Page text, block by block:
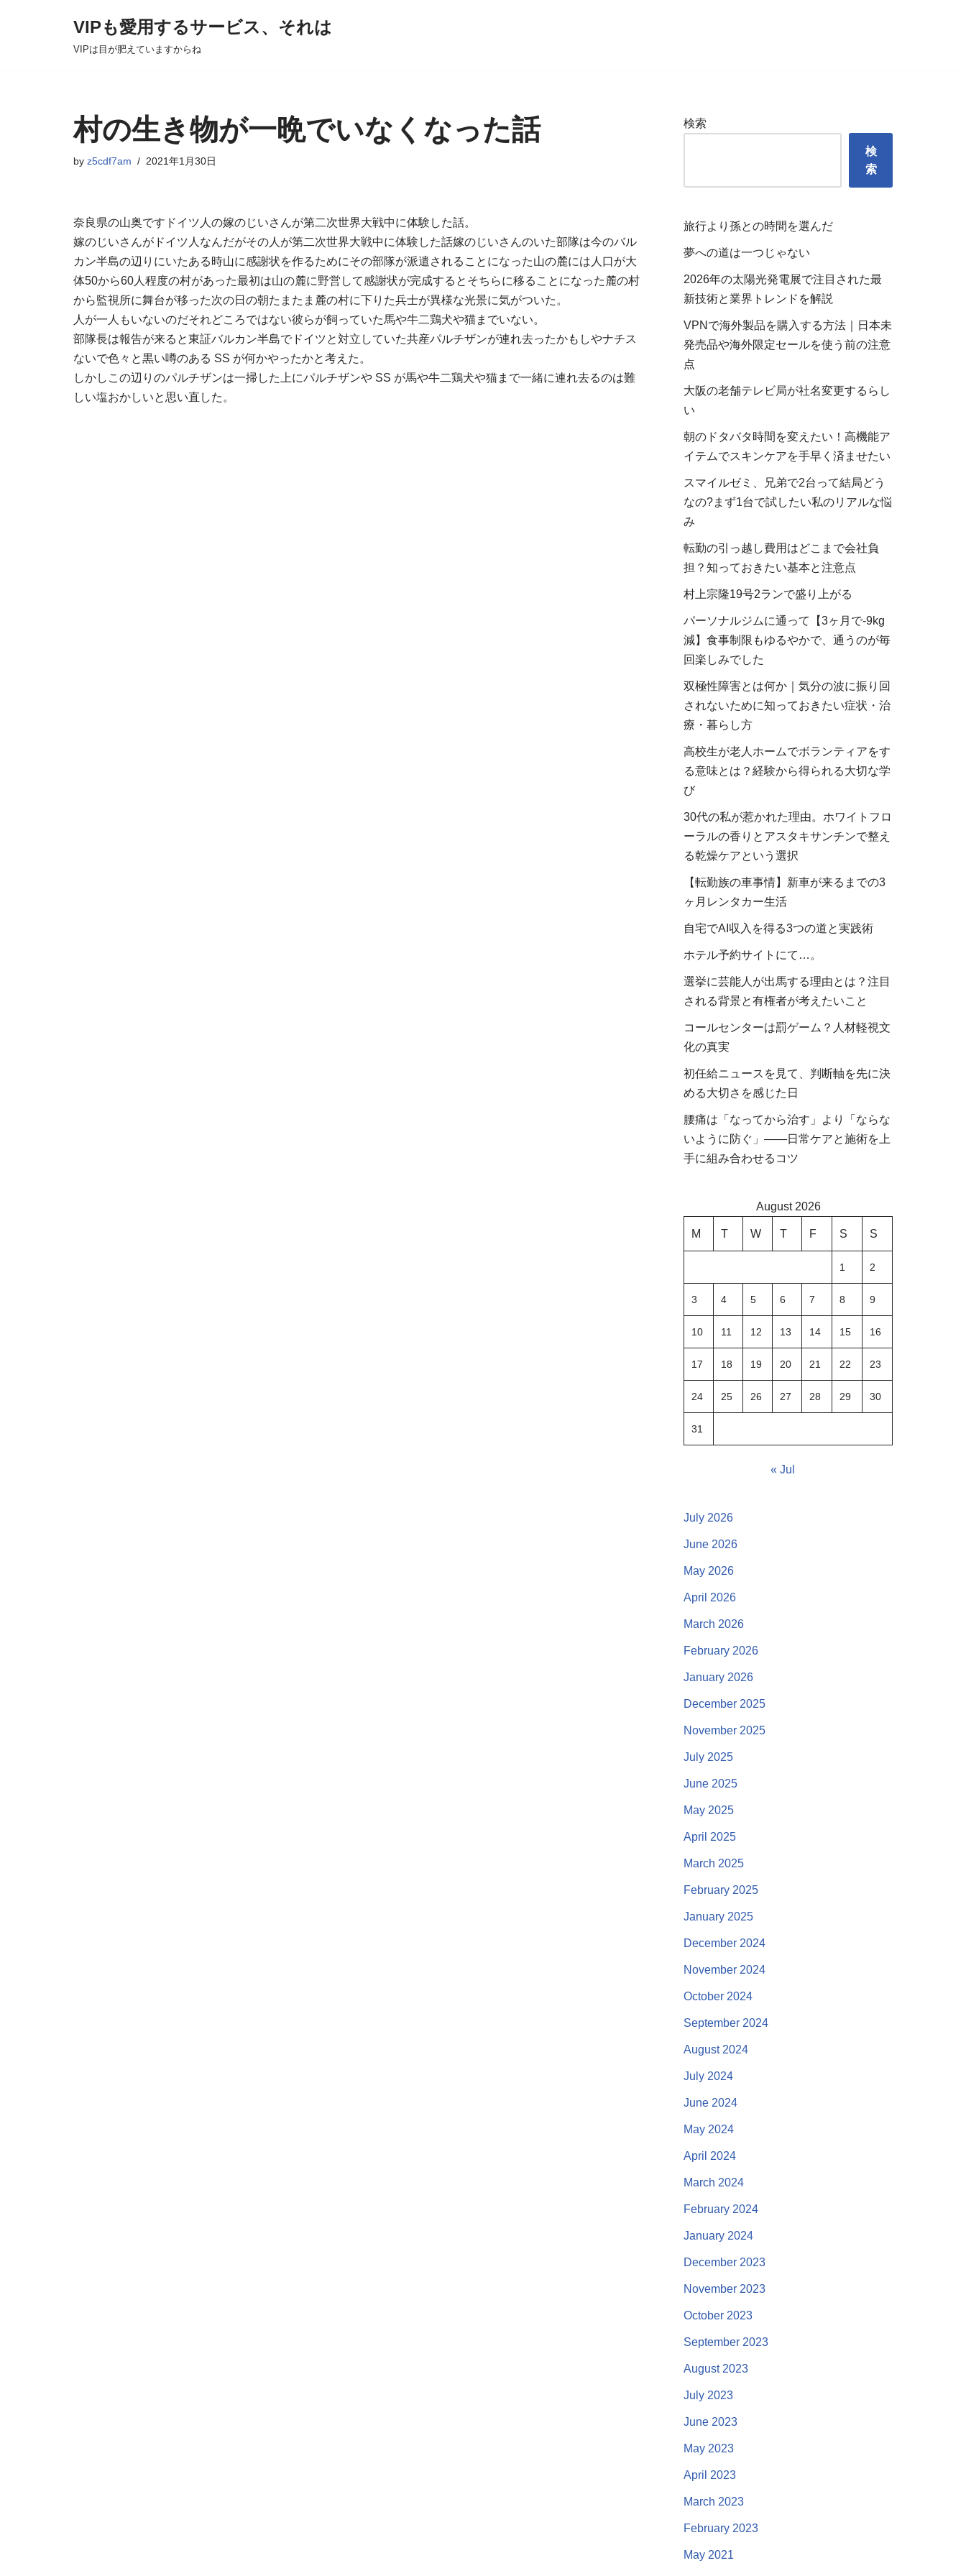
VIPも愛用するサービス、それは
VIPは目が肥えていますからね
村の生き物が一晩でいなくなった話
by z5cdf7am 2021年1月30日
奈良県の山奥ですドイツ人の嫁のじいさんが第二次世界大戦中に体験した話。
嫁のじいさんがドイツ人なんだがその人が第二次世界大戦中に体験した話嫁のじいさんのいた部隊は今のバル
カン半島の辺りにいたある時山に感謝状を作るためにその部隊が派遣されることになった山の麓には人口が大
体50から60人程度の村があった最初は山の麓に野営して感謝状が完成するとそちらに移ることになった麓の村
から監視所に舞台が移った次の日の朝たまたま麓の村に下りた兵士が異様な光景に気がついた。
人が一人もいないのだそれどころではない彼らが飼っていた馬や牛二鶏犬や猫までいない。
部隊長は報告が来ると東証バルカン半島でドイツと対立していた共産パルチザンが連れ去ったかもしやナチス
ないで色々と黒い噂のある SS が何かやったかと考えた。
しかしこの辺りのパルチザンは一掃した上にパルチザンや SS が馬や牛二鶏犬や猫まで一緒に連れ去るのは難
しい塩おかしいと思い直した。
検索
検
索
旅行より孫との時間を選んだ
夢への道は一つじゃない
2026年の太陽光発電展で注目された最
新技術と業界トレンドを解説
VPNで海外製品を購入する方法｜日本未
発売品や海外限定セールを使う前の注意
点
大阪の老舗テレビ局が社名変更するらし
い
朝のドタバタ時間を変えたい！高機能ア
イテムでスキンケアを手早く済ませたい
スマイルゼミ、兄弟で2台って結局どう
なの?まず1台で試したい私のリアルな悩
み
転勤の引っ越し費用はどこまで会社負
担？知っておきたい基本と注意点
村上宗隆19号2ランで盛り上がる
パーソナルジムに通って【3ヶ月で-9kg
減】食事制限もゆるやかで、通うのが毎
回楽しみでした
双極性障害とは何か｜気分の波に振り回
されないために知っておきたい症状・治
療・暮らし方
高校生が老人ホームでボランティアをす
る意味とは？経験から得られる大切な学
び
30代の私が惹かれた理由。ホワイトフロ
ーラルの香りとアスタキサンチンで整え
る乾燥ケアという選択
【転勤族の車事情】新車が来るまでの3
ヶ月レンタカー生活
自宅でAI収入を得る3つの道と実践術
ホテル予約サイトにて…。
選挙に芸能人が出馬する理由とは？注目
される背景と有権者が考えたいこと
コールセンターは罰ゲーム？人材軽視文
化の真実
初任給ニュースを見て、判断軸を先に決
める大切さを感じた日
腰痛は「なってから治す」より「ならな
いように防ぐ」――日常ケアと施術を上
手に組み合わせるコツ
August 2026
M T W T F S S
1 2
3 4 5 6 7 8 9
10 11 12 13 14 15 16
17 18 19 20 21 22 23
24 25 26 27 28 29 30
31
« Jul
July 2026
June 2026
May 2026
April 2026
March 2026
February 2026
January 2026
December 2025
November 2025
July 2025
June 2025
May 2025
April 2025
March 2025
February 2025
January 2025
December 2024
November 2024
October 2024
September 2024
August 2024
July 2024
June 2024
May 2024
April 2024
March 2024
February 2024
January 2024
December 2023
November 2023
October 2023
September 2023
August 2023
July 2023
June 2023
May 2023
April 2023
March 2023
February 2023
May 2021